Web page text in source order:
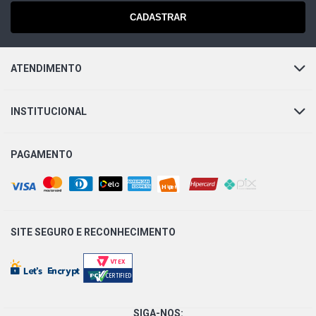
GOL G2 GLI HATCH 1.8 8V AP (1995 - 2001)
GOL G2 TSI HATCH 1.8 8V AP (1996 - 1997)
GOL G2 TSI HATCH 2.0 16V AP (1997 - 1999)
CADASTRAR
ATENDIMENTO
INSTITUCIONAL
PAGAMENTO
SITE SEGURO E RECONHECIMENTO
SIGA-NOS: